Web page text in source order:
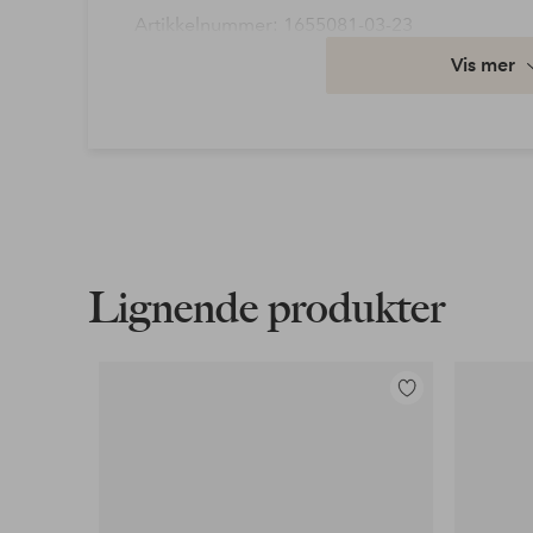
Artikkelnummer: 1655081-03-23
Våre mest fordelaktige betalingsmåter
Vis mer
Lignende produkter
Legg